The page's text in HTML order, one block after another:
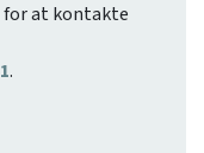
for at kontakte
.